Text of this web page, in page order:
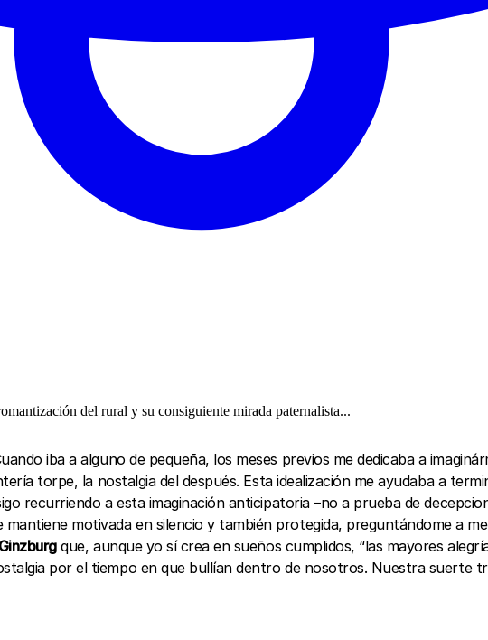
del rural y su consiguiente mirada paternalista...
iba a alguno de pequeña, los meses previos me dedicaba a
torpe, la nostalgia del después. Esta idealización me ayudaba a
recurriendo a esta imaginación anticipatoria –no a prueba de
motivada en silencio y también protegida, preguntándome a
que, aunque yo sí crea en sueños cumplidos, “las mayores
por el tiempo en que bullían dentro de nosotros. Nuestra suerte